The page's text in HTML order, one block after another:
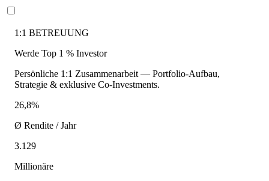
1:1 BETREUUNG
Werde Top 1 % Investor
Persönliche 1:1 Zusammenarbeit — Portfolio-Aufbau,
Strategie & exklusive Co-Investments.
26,8%
Ø Rendite / Jahr
3.129
Millionäre